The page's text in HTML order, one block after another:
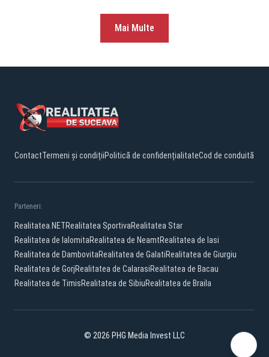
Mai Multe
ContactTermeni și condițiiPolitică de confidențialitateCod de conduită
Parteneri:
Realitatea.NETRealitatea SportivaRealitatea Star
Realitatea de IalomitaRealitatea de NeamtRealitatea de Iasi
Realitatea de DambovitaRealitatea de GalatiRealitatea de Giurgiu
Realitatea de GorjRealitatea de CalarasiRealitatea de Bacau
Realitatea de TimisRealitatea de SibiuRealitatea de Braila
© 2026 PHG Media Invest LLC